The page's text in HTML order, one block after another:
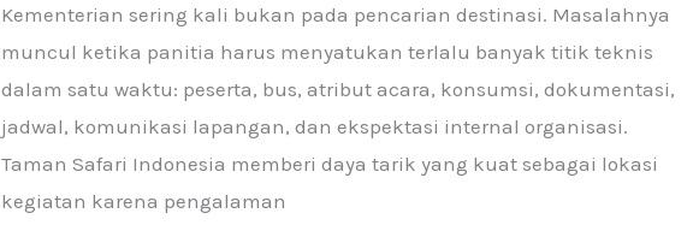
Kementerian sering kali bukan pada pencarian destinasi. Masalahnya
muncul ketika panitia harus menyatukan terlalu banyak titik teknis
dalam satu waktu: peserta, bus, atribut acara, konsumsi, dokumentasi,
jadwal, komunikasi lapangan, dan ekspektasi internal organisasi.
Taman Safari Indonesia memberi daya tarik yang kuat sebagai lokasi
kegiatan karena pengalaman